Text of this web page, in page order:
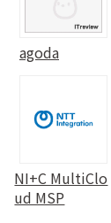
agoda
NI+C MultiClo
ud MSP